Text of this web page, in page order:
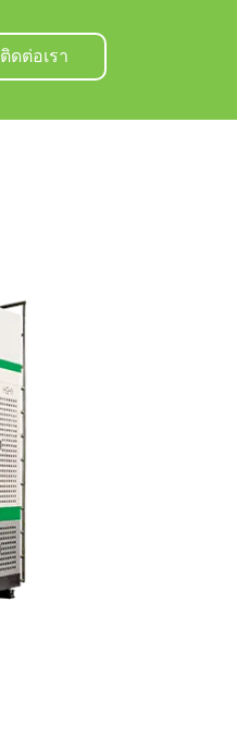
ติดต่อเรา